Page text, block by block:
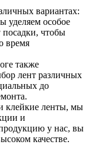
вариантах:
уделяем особое
посадки, чтобы
время
также
лент различных
до
клейкие ленты, мы
и
у нас, вы
качестве.